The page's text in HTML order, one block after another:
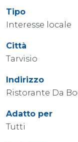
Tipo
Interesse locale
Città
Tarvisio
Indirizzo
Ristorante Da
Adatto per
Tutti